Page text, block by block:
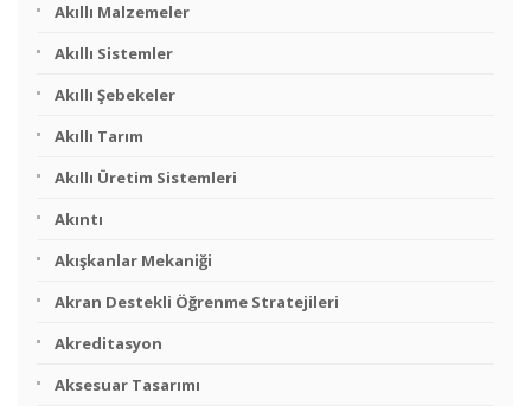
Akıllı Malzemeler
Akıllı Sistemler
Akıllı Şebekeler
Akıllı Tarım
Akıllı Üretim Sistemleri
Akıntı
Akışkanlar Mekaniği
Akran Destekli Öğrenme Stratejileri
Akreditasyon
Aksesuar Tasarımı